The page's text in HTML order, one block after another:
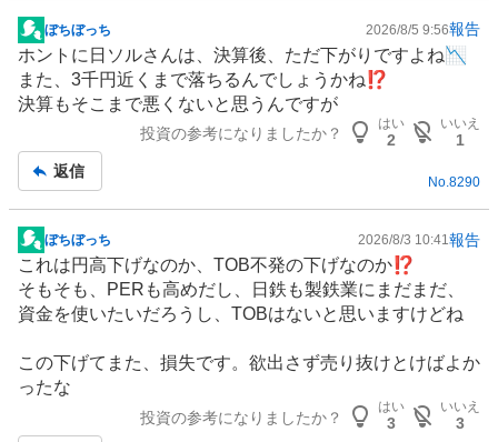
掲
示
板
記
ぼちぼっち 2026/8/5 9:56報告
ホントに日ソルさんは、決算後、ただ下がりですよね📉
また、3千円近くまで落ちるんでしょうかね⁉️
決算もそこまで悪くないと思うんですが
投資の参考になりましたか？
はい
2
いいえ
1
返信
No.8290
掲
示
板
記
ぼちぼっち 2026/8/3 10:41報告
これは円高下げなのか、TOB不発の下げなのか⁉️
そもそも、PERも高めだし、日鉄も製鉄業にまだまだ、
資金を使いたいだろうし、TOBはないと思いますけどね
この下げてまた、損失です。欲出さず売り抜けとけばよか
ったな
投資の参考になりましたか？
はい
3
いいえ
3